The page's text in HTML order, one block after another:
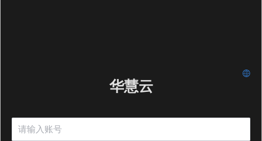
华慧云